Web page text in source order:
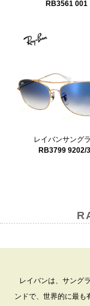
RB3561 001
レイバンサング
RB3799 9202/
レイバンは、サング
ンドで、世界的に最も